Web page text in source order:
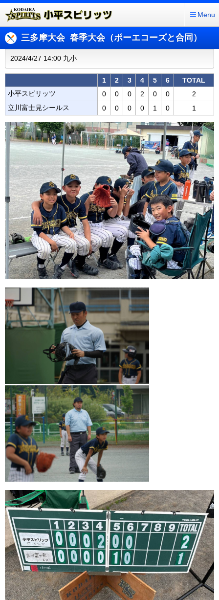
Menu
三多摩大会 春季大会（ポーエコーズと合同）
2024/4/27 14:00 九小
1 2 3 4 5 6
TOTAL
小平スピリッツ
0 0 0 2 0 0
2
立川富士見シールス
0 0 0 0 1 0 1